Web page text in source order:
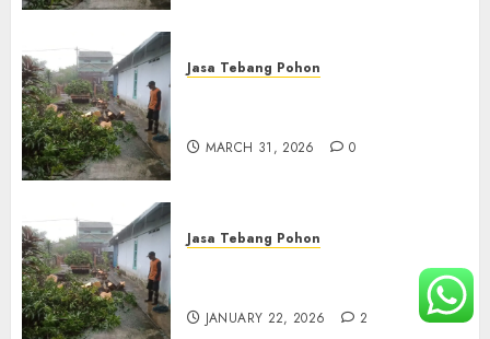
Jasa Tebang Pohon
MARCH 31, 2026 0
Jasa Tebang Pohon
Terbaik di Jakarta Selatan
JANUARY 22, 2026 2